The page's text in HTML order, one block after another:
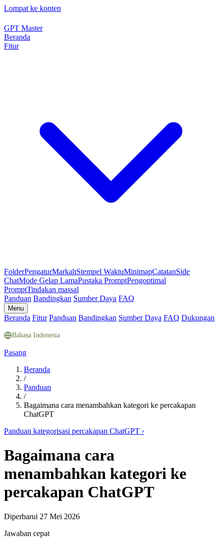
Lompat ke konten
GPT Master
Beranda
Fitur
FolderPengaturMarkahStempel WaktuMinimapCatatanSide
ChatMode Gelap LamaPustaka PromptPengoptimal
PromptTindakan massal
Panduan Bandingkan Sumber Daya FAQ
Menu
Beranda Fitur Panduan Bandingkan Sumber Daya FAQ Dukungan
Bahasa Indonesia
Pasang
Beranda
/
Panduan
/
Bagaimana cara menambahkan kategori ke percakapan
ChatGPT
Panduan kategorisasi percakapan ChatGPT ›
Bagaimana cara
menambahkan kategori ke
percakapan ChatGPT
Diperbarui 27 Mei 2026
Jawaban cepat